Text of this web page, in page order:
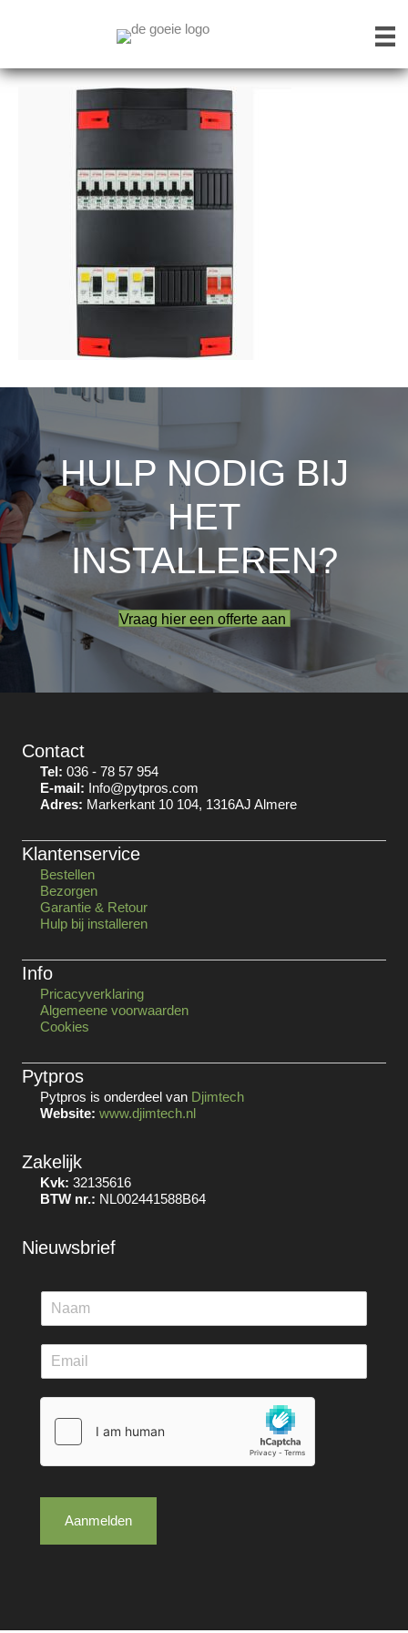
HULP NODIG BIJ
HET
INSTALLEREN?
Vraag hier een offerte aan
Contact
Tel: 036 - 78 57 954
E-mail: Info@pytpros.com
Adres: Markerkant 10 104, 1316AJ Almere
Klantenservice
Bestellen
Bezorgen
Garantie & Retour
Hulp bij installeren
Info
Pricacyverklaring
Algemeene voorwaarden
Cookies
Pytpros
Pytpros is onderdeel van Djimtech
Website: www.djimtech.nl
Zakelijk
Kvk: 32135616
BTW nr.: NL002441588B64
Nieuwsbrief
Aanmelden